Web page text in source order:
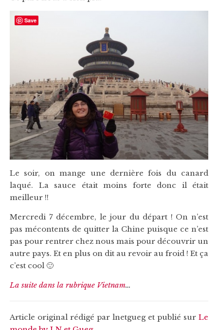
Le soir, on mange une dernière fois du canard
laqué. La sauce était moins forte donc il était
meilleur !!
Mercredi 7 décembre, le jour du départ ! On n’est
pas mécontents de quitter la Chine puisque ce n’est
pas pour rentrer chez nous mais pour découvrir un
autre pays. Et en plus on dit au revoir au froid ! Et ça
c’est cool 🙂
La suite dans la rubrique Vietnam…
Article original rédigé par lnetgueg et publié sur Le
Save